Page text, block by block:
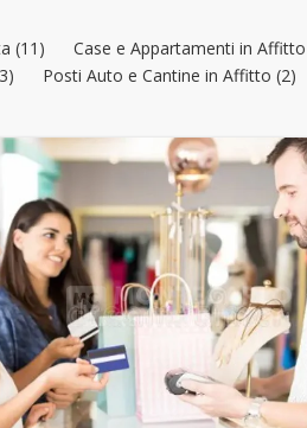
(11) Case e Appartamenti in
Posti Auto e Cantine in Affitto (2)